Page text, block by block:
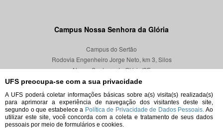
UFS preocupa-se com a sua privacidade
A UFS poderá coletar informações básicas sobre a(s) visita(s) realizada(s)
para aprimorar a experiência de navegação dos visitantes deste site,
segundo o que estabelece a Política de Privacidade de Dados Pessoais. Ao
utilizar este site, você concorda com a coleta e tratamento de seus dados
pessoais por meio de formulários e cookies.
Campus Nossa Senhora da Glória
Campus do Sertão
Rodovia Engenheiro Jorge Neto, km 3, Silos
Nossa Senhora da Glória/SE
CEP 49680-000
Localização